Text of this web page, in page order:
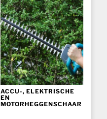
ACCU-, ELEKTRISCHE
EN
MOTORHEGGENSCHAAR